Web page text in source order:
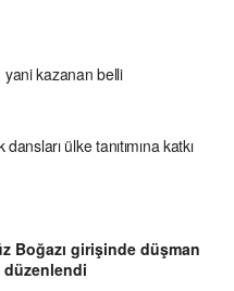
yani kazanan belli
ülke tanıtımına katkı
Boğazı girişinde düşman
düzenlendi